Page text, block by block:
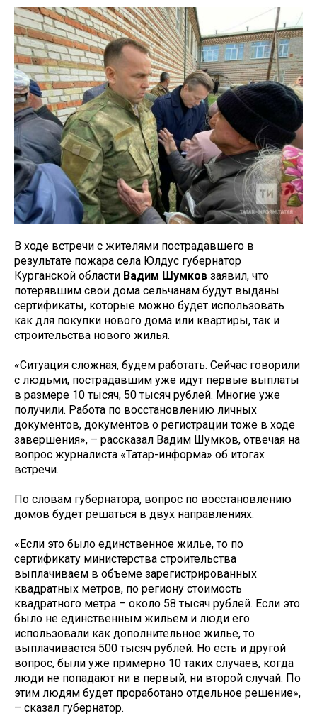
В ходе встречи с жителями пострадавшего в
результате пожара села Юлдус губернатор
Курганской области Вадим Шумков заявил, что
потерявшим свои дома сельчанам будут выданы
сертификаты, которые можно будет использовать
как для покупки нового дома или квартиры, так и
строительства нового жилья.
«Ситуация сложная, будем работать. Сейчас говорили
с людьми, пострадавшим уже идут первые выплаты
в размере 10 тысяч, 50 тысяч рублей. Многие уже
получили. Работа по восстановлению личных
документов, документов о регистрации тоже в ходе
завершения», – рассказал Вадим Шумков, отвечая на
вопрос журналиста «Татар-информа» об итогах
встречи.
По словам губернатора, вопрос по восстановлению
домов будет решаться в двух направлениях.
«Если это было единственное жилье, то по
сертификату министерства строительства
выплачиваем в объеме зарегистрированных
квадратных метров, по региону стоимость
квадратного метра – около 58 тысяч рублей. Если это
было не единственным жильем и люди его
использовали как дополнительное жилье, то
выплачивается 500 тысяч рублей. Но есть и другой
вопрос, были уже примерно 10 таких случаев, когда
люди не попадают ни в первый, ни второй случай. По
этим людям будет проработано отдельное решение»,
– сказал губернатор.